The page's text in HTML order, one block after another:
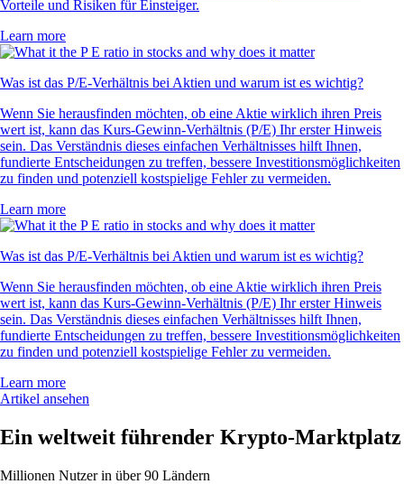
Vorteile und Risiken für Einsteiger.
Learn more
Was ist das P/E-Verhältnis bei Aktien und warum ist es wichtig?
Wenn Sie herausfinden möchten, ob eine Aktie wirklich ihren Preis
wert ist, kann das Kurs-Gewinn-Verhältnis (P/E) Ihr erster Hinweis
sein. Das Verständnis dieses einfachen Verhältnisses hilft Ihnen,
fundierte Entscheidungen zu treffen, bessere Investitionsmöglichkeiten
zu finden und potenziell kostspielige Fehler zu vermeiden.
Learn more
Was ist das P/E-Verhältnis bei Aktien und warum ist es wichtig?
Wenn Sie herausfinden möchten, ob eine Aktie wirklich ihren Preis
wert ist, kann das Kurs-Gewinn-Verhältnis (P/E) Ihr erster Hinweis
sein. Das Verständnis dieses einfachen Verhältnisses hilft Ihnen,
fundierte Entscheidungen zu treffen, bessere Investitionsmöglichkeiten
zu finden und potenziell kostspielige Fehler zu vermeiden.
Learn more
Artikel ansehen
Ein weltweit führender Krypto-Marktplatz
Millionen Nutzer in über 90 Ländern